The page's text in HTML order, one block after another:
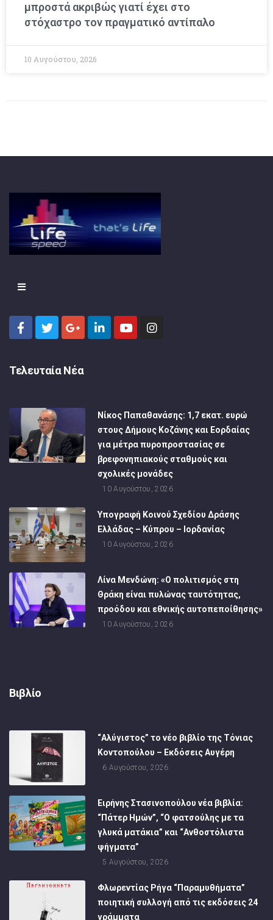
μπροστά ακριβώς γιατί έχει στο
στόχαστρο τον πραγματικό αντίπαλο
10 Αυγούστου, 2026
Τελευταία Νέα
Νίκος Παπαθανάσης: 1,7 εκατ. ευρώ
στους Δήμους Κοζάνης και Εορδαίας
για μέτρα πυροπροστασίας σε
βρεφονηπιακούς σταθμούς και
σχολικές μονάδες
10 Αυγούστου, 2026
Υπογραφή Κοινού Σχεδίου Δράσης
Ελλάδας – Κύπρου – Ιορδανίας
10 Αυγούστου, 2026
Λίνα Μενδώνη: «Ο πολιτισμός στη
Θράκη είναι πυλώνας ταυτότητας,
προόδου και εθνικής αυτοπεποίθησης»
10 Αυγούστου, 2026
Βιβλίο
“Αλύγιστος” το νέο βιβλίο της Τόνιας
Κοντοπούλου – Εκδόσεις Αυγέρη
6 Αυγούστου, 2026
Ειρήνης Στασινοπούλου νέα βιβλία:
“Πάτερ Ημών”, “Ο φατσούλης με τα
γλυκά ματάκια” και “Ανθοστόλιστα
ψήγματα”
5 Αυγούστου, 2026
Φλωρεντίας Ρήγα “Παραμυθήματα”
ποιητική συλλογή από τις εκδόσεις 24
γράμματα